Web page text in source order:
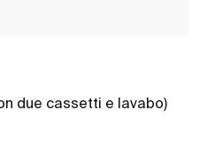
due cassetti e lavabo)